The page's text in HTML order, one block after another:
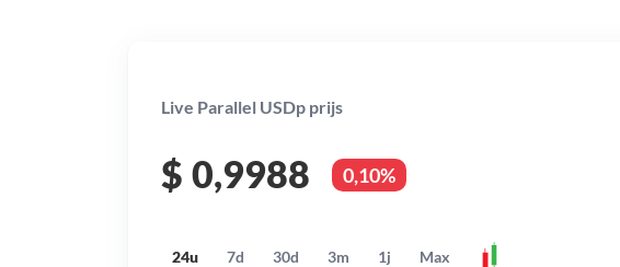
Live Parallel USDp prijs
$ 0,9988 0,10%
24u 7d 30d 3m 1j Max